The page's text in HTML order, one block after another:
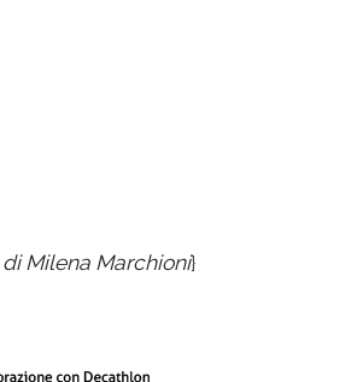
Milena Marchioni}